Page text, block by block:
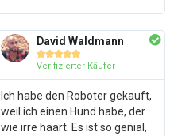
David Waldmann

Verifizierter Käufer
Ich habe den Roboter gekauft,
weil ich einen Hund habe, der
wie irre haart. Es ist so genial,